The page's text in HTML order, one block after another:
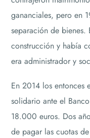
gananciales, pero en
separación de bienes.
construcción y había
era administrador y
En 2014 los entonces
solidario ante el
18.000 euros. Dos
de pagar las cuotas